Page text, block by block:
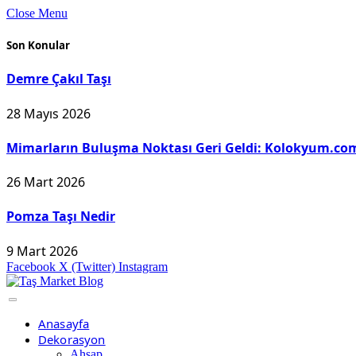
Close Menu
Son Konular
Demre Çakıl Taşı
28 Mayıs 2026
Mimarların Buluşma Noktası Geri Geldi: Kolokyum.com
26 Mart 2026
Pomza Taşı Nedir
9 Mart 2026
Facebook X (Twitter) Instagram
Anasayfa
Dekorasyon